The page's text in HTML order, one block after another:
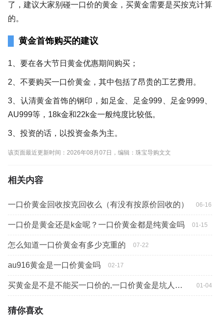
了，建议大家别碰一口价的黄金，买黄金需要是买按克计算
的。
黄金首饰购买的建议
1、要在各大节日黄金优惠期间购买；
2、不要购买一口价黄金，其中包括了昂贵的工艺费用。
3、认清黄金首饰的钢印，如足金、足金999、足金9999、
AU999等，18k金和22k金一般纯度比较低。
3、投资的话，以投资金条为主。
该页面最近更新时间：2026年08月07日，编辑：珠宝导购文文
相关内容
一口价黄金回收按克回收么（有没有按原价回收的） 06-16
一口价是黄金还是k金呢？一口价黄金都是纯黄金吗 01-15
怎么知道一口价黄金有多少克重的 07-22
au916黄金是一口价黄金吗 02-17
买黄金是不是不能买一口价的,一口价黄金是坑人的吗 01-04
猜你喜欢